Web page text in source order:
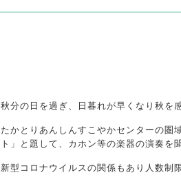
秋分の日を過ぎ、日暮れが早くなり秋を
たかとりあんしんすこやかセンターの圏
ト」と題して、カホン等の楽器の演奏を
新型コロナウイルスの関係もあり人数制